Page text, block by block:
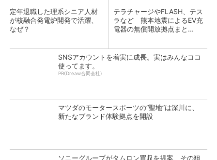
定年退職した理系シニア人材
が核融合発電炉開発で活躍、
なぜ？
テラチャージやFLASH、テス
ラなど 熊本地震によるEV充
電器の無償開放拠点まと...
SNSアカウントを着実に成長。実はみんなココ
使ってます。
PR(Dreaw合同会社)
マツダのモータースポーツの“聖地”は深川に、
新たなブランド体験拠点を開設
ソニーグループがタムロン買収を提案、その狙